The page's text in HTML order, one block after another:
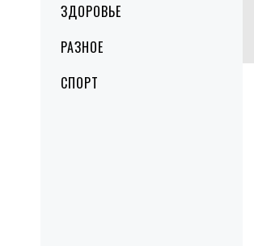
ЗДОРОВЬЕ
РАЗНОЕ
СПОРТ